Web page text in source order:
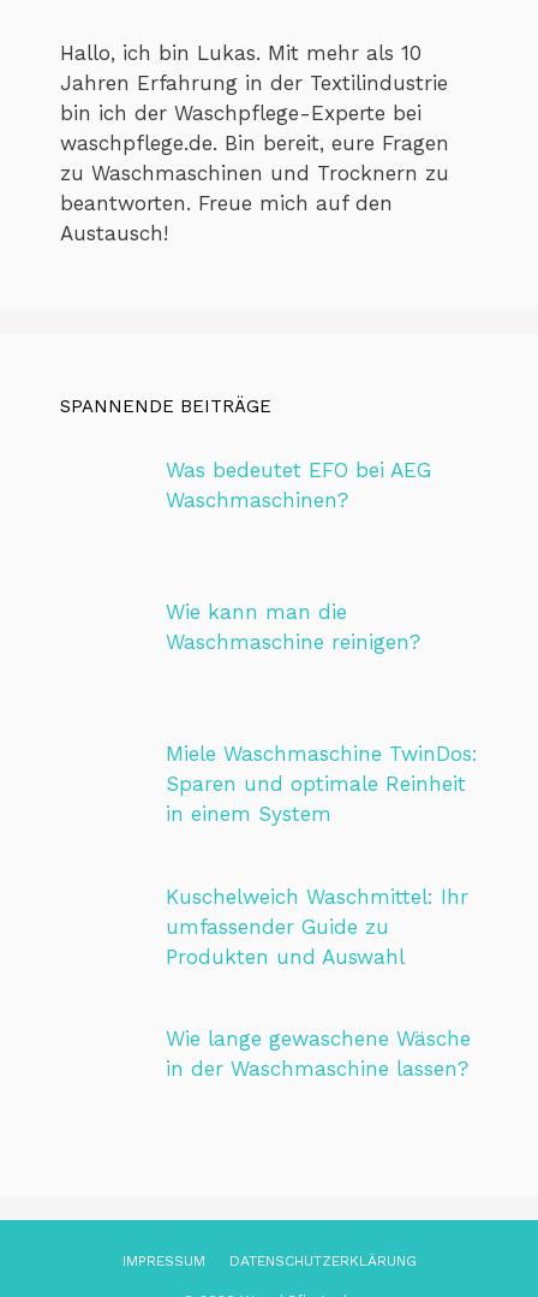
Hallo, ich bin Lukas. Mit mehr als 10
Jahren Erfahrung in der Textilindustrie
bin ich der Waschpflege-Experte bei
waschpflege.de. Bin bereit, eure Fragen
zu Waschmaschinen und Trocknern zu
beantworten. Freue mich auf den
Austausch!
SPANNENDE BEITRÄGE
Was bedeutet EFO bei AEG
Waschmaschinen?
Wie kann man die
Waschmaschine reinigen?
Miele Waschmaschine TwinDos:
Sparen und optimale Reinheit
in einem System
Kuschelweich Waschmittel: Ihr
umfassender Guide zu
Produkten und Auswahl
Wie lange gewaschene Wäsche
in der Waschmaschine lassen?
IMPRESSUM DATENSCHUTZ­ERKLÄRUNG